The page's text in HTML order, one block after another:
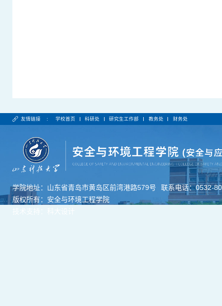
友情链接 : 学校首页 科研处 研究生工作部 教务处 财务处
学院地址：山东省青岛市黄岛区前湾港路579号
联系电话：0532-
版权所有：安全与环境工程学院